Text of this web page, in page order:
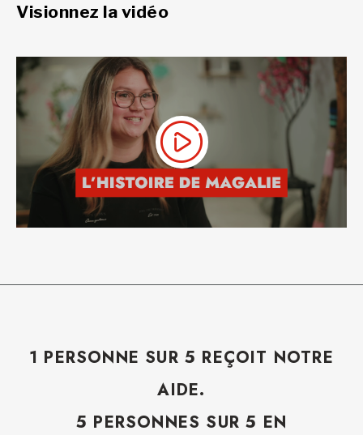
Visionnez la vidéo
1 PERSONNE SUR 5 REÇOIT NOTRE
AIDE.
5 PERSONNES SUR 5 EN